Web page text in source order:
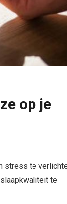
op je
stress te
te